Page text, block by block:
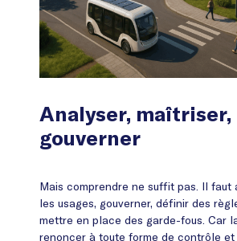
Analyser, maîtriser,
gouverner
Mais comprendre ne suffit pas. Il faut
les usages, gouverner, définir des
mettre en place des garde-fous. Car
renoncer à toute forme de contrôle